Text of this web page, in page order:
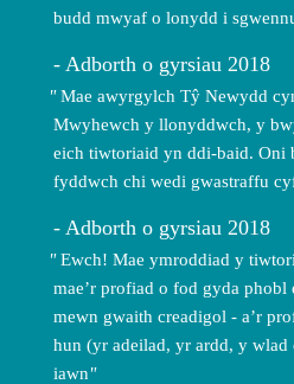
budd mwyaf o lonydd i
Adborth o gyrsiau 2018
Mae awyrgylch Tŷ Newydd
Mwyhewch y llonyddwch, y
eich tiwtoriaid yn ddi-baid. Oni
fyddwch chi wedi gwastraffu
Adborth o gyrsiau 2018
Ewch! Mae ymroddiad y
mae’r profiad o fod gyda phobl
mewn gwaith creadigol - a’r
hun (yr adeilad, yr ardd, y
iawn